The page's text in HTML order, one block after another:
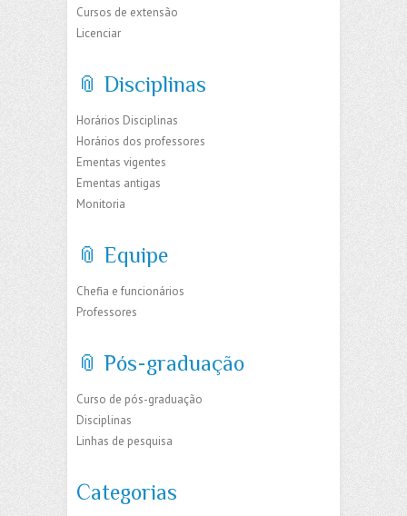
Cursos de extensão
Licenciar
📎 Disciplinas
Horários Disciplinas
Horários dos professores
Ementas vigentes
Ementas antigas
Monitoria
📎 Equipe
Chefia e funcionários
Professores
📎 Pós-graduação
Curso de pós-graduação
Disciplinas
Linhas de pesquisa
Categorias